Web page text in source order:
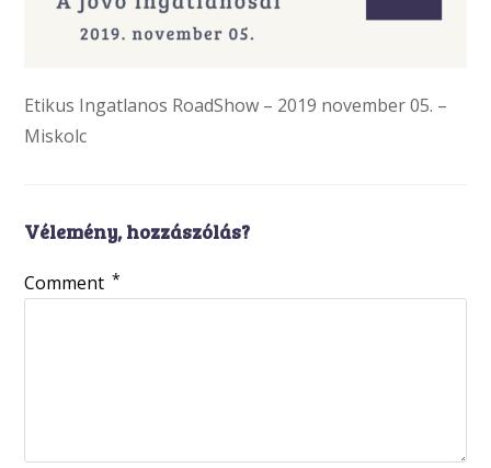
Etikus Ingatlanos RoadShow – 2019 november 05. –
Miskolc
Vélemény, hozzászólás?
Comment *